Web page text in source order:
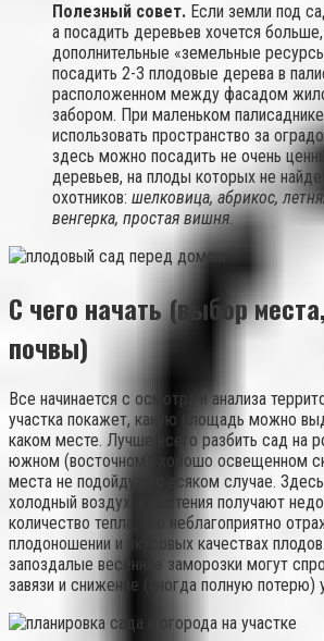
Полезный совет. Если земли под
а посадить деревьев хочется
дополнительные «земельные
посадить 2-3 плодовые дерева в
расположенном между фасадом
забором. При маленьком
использовать пространство за
здесь можно посадить не очень
деревьев, на плоды которых не
охотников: шелковица, абрикос,
венгерка, простая вишня.
С чего начать (выбор
почвы)
Все начинается с осмотра и анализа
участка покажет, какую площадь можно
каком месте. Лучше всего разбить сад на
южном (восточном), хорошо освещенном
места не подойдут во всяком случае.
холодный воздух, и растения получают
количество тепла, что неблагоприятно
плодоношении и вкусовых качествах
запоздалые весенние заморозки могут
завязи и снижение (иногда полную потерю)